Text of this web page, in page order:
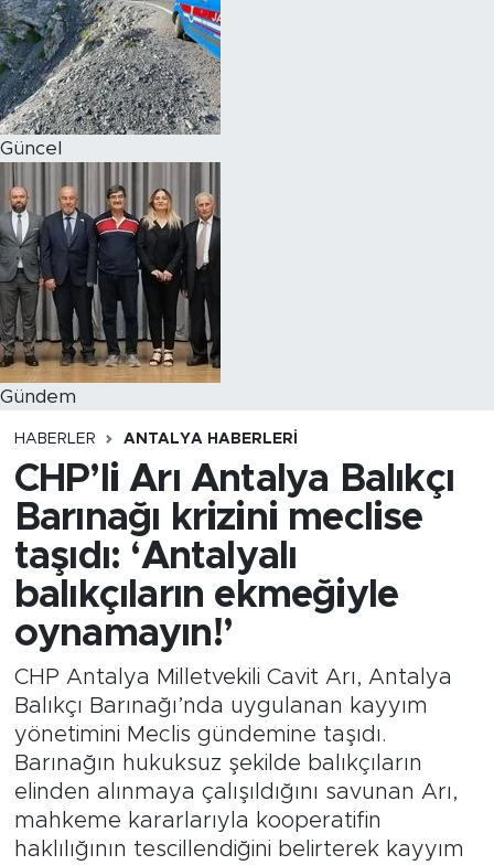
Güncel
Gündem
HABERLER ANTALYA HABERLERI
CHP’li Arı Antalya Balıkçı
Barınağı krizini meclise
taşıdı: ‘Antalyalı
balıkçıların ekmeğiyle
oynamayın!’
CHP Antalya Milletvekili Cavit Arı, Antalya
Balıkçı Barınağı’nda uygulanan kayyım
yönetimini Meclis gündemine taşıdı.
Barınağın hukuksuz şekilde balıkçıların
elinden alınmaya çalışıldığını savunan Arı,
mahkeme kararlarıyla kooperatifin
haklılığının tescillendiğini belirterek kayyım
Magazin
Özel Haber
Politika
Resmi İlanlar
Sağlık
Spor
Turizm